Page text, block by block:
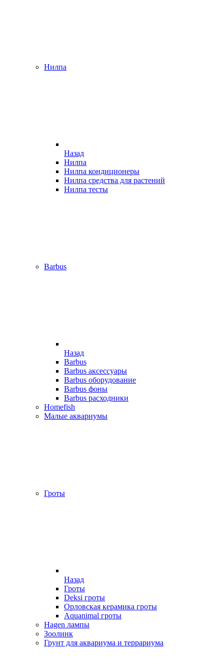
Нилпа
Назад
Нилпа
Нилпа кондиционеры
Нилпа средства для растений
Нилпа тесты
Barbus
Назад
Barbus
Barbus аксессуары
Barbus оборудование
Barbus фоны
Barbus расходники
Homefish
Малые аквариумы
Гроты
Назад
Гроты
Deksi гроты
Орловская керамика гроты
Aquanimal гроты
Hagen лампы
Зоолинк
Грунт для аквариума и террариума